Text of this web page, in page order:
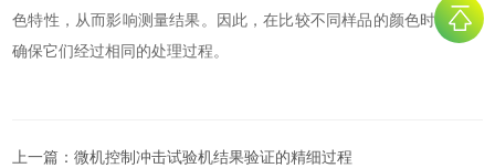
色特性，从而影响测量结果。因此，在比较不同样品的颜色时，需要
确保它们经过相同的处理过程。
上一篇：微机控制冲击试验机结果验证的精细过程